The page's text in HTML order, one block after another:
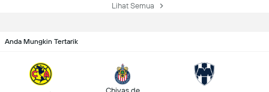
Lihat Semua
Anda Mungkin Tertarik